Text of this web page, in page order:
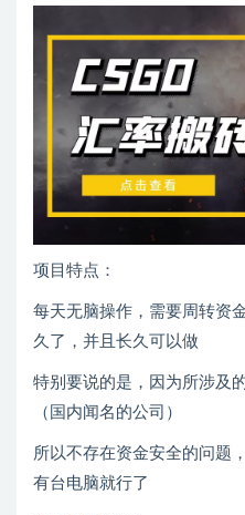
项目特点：
每天无脑操作，需要周转资
久了，并且长久可以做
特别要说的是，因为所涉及
（国内闻名的公司）
所以不存在资金安全的问题
有台电脑就行了